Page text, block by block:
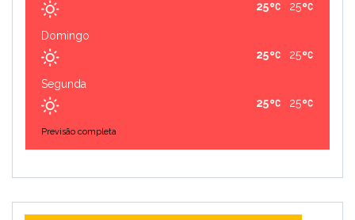
25
25
Domingo
25
25
Segunda
25
25
Previsão completa